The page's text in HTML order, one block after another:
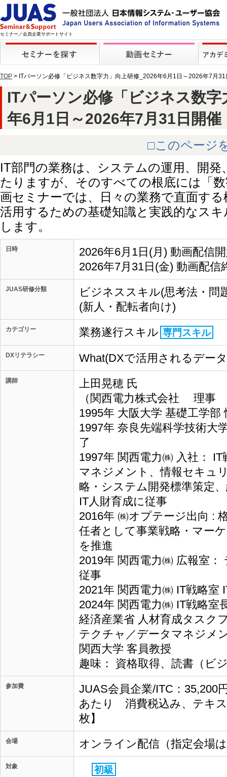
セミナー／会員企業サポートサイト
TOP > ITパーソン必修「ビジネス数字力」向上研修_2026年6月1日～2026年7月
ITパーソン必修「ビジネス数
年6月1日～2026年7月31日開
□このページ
IT部門の業務は、システムの運用、開
たりますが、そのすべての根底には「
画セミナーでは、日々の業務で直面す
活用するための基礎知識と実践的なス
します。
日時
2026年6月1日(月) 動画配信
2026年7月31日(金) 動画配信
JUAS研修分類
ビジネススキル(思考法・問
(新人・配転者向け)
カテゴリー 業務遂行スキル 専門スキル
DXリテラシー What(DXで活用されるデー
講師
上田晃穂 氏
（関西電力株式会社 理事
1995年 大阪大学 基礎工学部
1997年 奈良先端科学技術大
了
1997年 関西電力㈱ 入社：
マネジメント、情報セキュ
略・システム開発標準策定
IT人財育成に従事
2016年 ㈱オプテージ出向 :
任者として事業戦略・マー
を推進
2019年 関西電力㈱ 広報室
従事
2021年 関西電力㈱ IT戦略室
2024年 関西電力㈱ IT戦略室
経済産業省 人材育成タスク
テクチャ／データマネジメ
関西大学 客員教授
趣味： 資格取得、読書（ビ
参加費
JUAS会員企業/ITC：35,200
あたり 消費税込み、テキ
枚】
会場 オンライン配信（指定会場
対象 初級